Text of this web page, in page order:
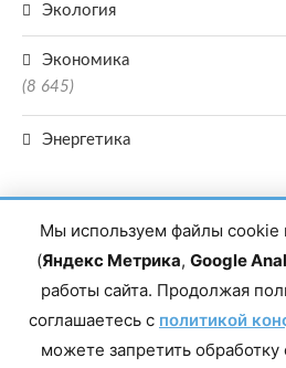
Экология
Экономика
(8 645)
Энергетика
Главный редактор сетевого издания
редакции: 8(988)-292-94-34 Почта:
Дагестан, г. Махачкала, пр-т
Мы используем файлы cookie
(Яндекс Метрика, Google
работы сайта. Продолжая
соглашаетесь с политикой
можете запретить обработку